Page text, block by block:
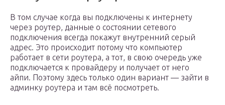
В том случае когда вы подключены к интернету
через роутер, данные о состоянии сетевого
подключения всегда покажут внутренний серый
адрес. Это происходит потому что компьютер
работает в сети роутера, а тот, в свою очередь уже
подключается к провайдеру и получает от него
айпи. Поэтому здесь только один вариант — зайти в
админку роутера и там всё посмотреть.